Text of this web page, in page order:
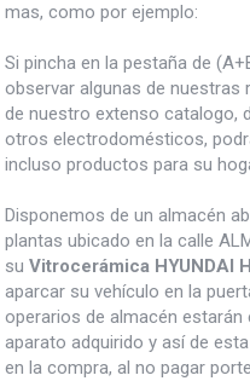
mas, como por ejemplo:
Si pincha en la pestaña de
observar algunas de
de nuestro extenso catalogo,
otros electrodomésticos,
incluso productos para su
Disponemos de un almacén
plantas ubicado en la calle
su Vitrocerámica HYUNDAI
aparcar su vehículo en la
operarios de almacén estarán
aparato adquirido y así de
en la compra, al no pagar